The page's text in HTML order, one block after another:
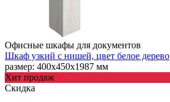
Офисные шкафы для документов
Шкаф узкий с нишей, цвет белое дерево
размер: 400х450х1987 мм
Хит продаж
Скидка